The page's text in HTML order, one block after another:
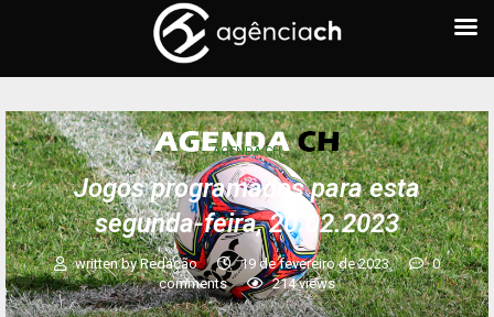
AGENDA CH
Jogos programados para esta
segunda-feira, 20.02.2023
written byRedação 19 de fevereiro de 2023
0
comments
214views